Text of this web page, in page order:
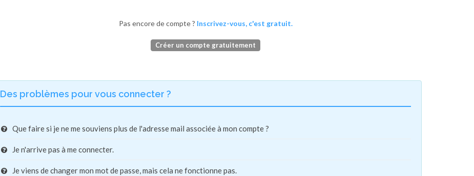
Pas encore de compte ? Inscrivez-vous, c'est gratuit.
Créer un compte gratuitement
Des problèmes pour vous connecter ?
Que faire si je ne me souviens plus de l'adresse mail associée à mon compte ?
Je n'arrive pas à me connecter.
Je viens de changer mon mot de passe, mais cela ne fonctionne pas.